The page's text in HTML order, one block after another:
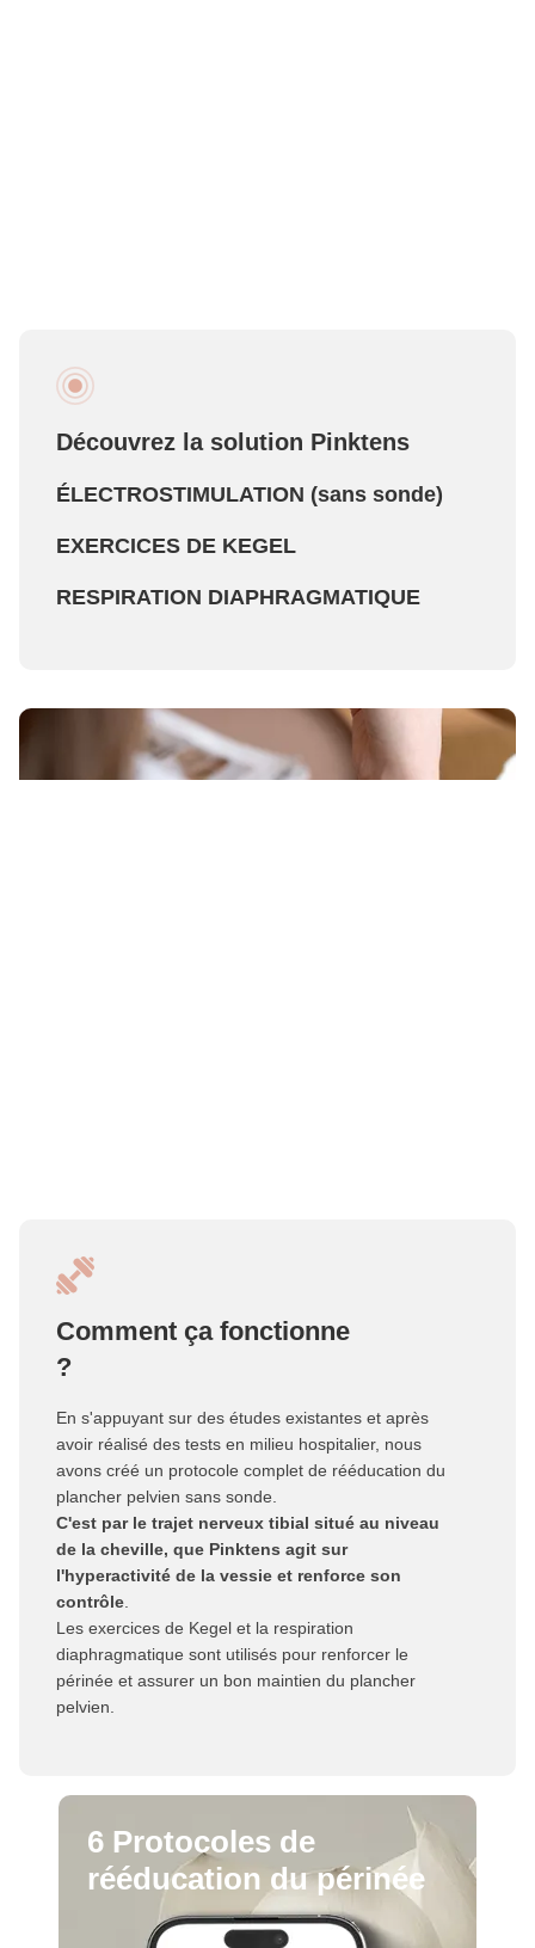
Découvrez la solution Pinktens
ÉLECTROSTIMULATION (sans sonde)
EXERCICES DE KEGEL
RESPIRATION DIAPHRAGMATIQUE
Comment ça fonctionne
?
En s'appuyant sur des études existantes et après
avoir réalisé des tests en milieu hospitalier, nous
avons créé un protocole complet de rééducation du
plancher pelvien sans sonde.
C'est par le trajet nerveux tibial situé au niveau
de la cheville, que Pinktens agit sur
l'hyperactivité de la vessie et renforce son
contrôle
Les exercices de Kegel et la respiration
diaphragmatique sont utilisés pour renforcer le
périnée et assurer un bon maintien du plancher
pelvien.
6 Protocoles de
rééducation du périnée